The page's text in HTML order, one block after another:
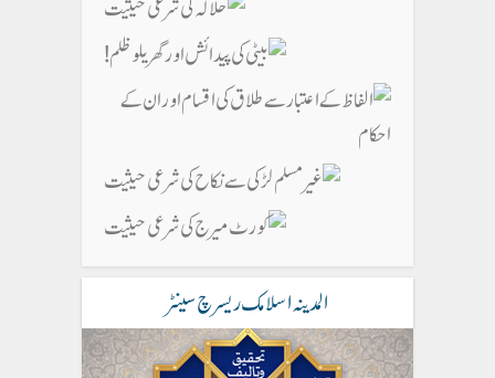
المدینہ اسلامک ریسرچ سینٹر